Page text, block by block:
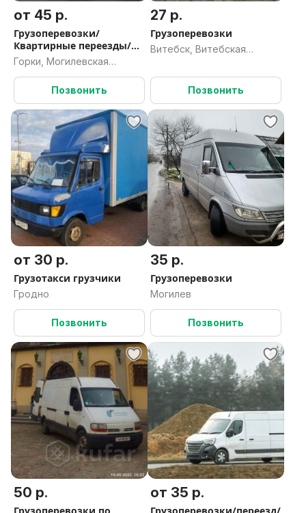
от 45 р.
Грузоперевозки/
Квартирные переезды/
вывоз мусора
Горки, Могилевская
область
Позвонить
27 р.
Грузоперевозки
Витебск, Витебская
Позвонить
от 30 р.
Грузотакси грузчики
Гродно
Позвонить
35 р.
Грузоперевозки
Могилев
Позвонить
50 р. от 35 р.